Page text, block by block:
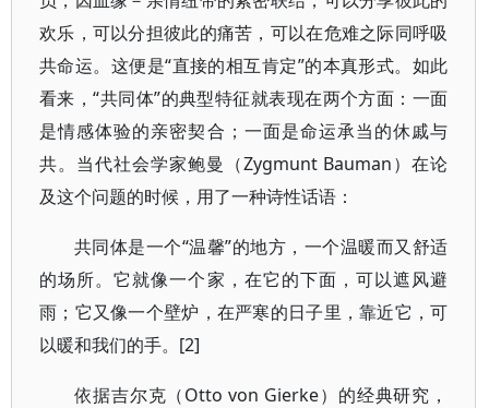
欢乐，可以分担彼此的痛苦，可以在危难之际同呼吸
共命运。这便是“直接的相互肯定”的本真形式。如此
看来，“共同体”的典型特征就表现在两个方面：一面
是情感体验的亲密契合；一面是命运承当的休戚与
共。当代社会学家鲍曼（Zygmunt Bauman）在论
及这个问题的时候，用了一种诗性话语：
共同体是一个“温馨”的地方，一个温暖而又舒适
的场所。它就像一个家，在它的下面，可以遮风避
雨；它又像一个壁炉，在严寒的日子里，靠近它，可
以暖和我们的手。[2]
依据吉尔克（Otto von Gierke）的经典研究，